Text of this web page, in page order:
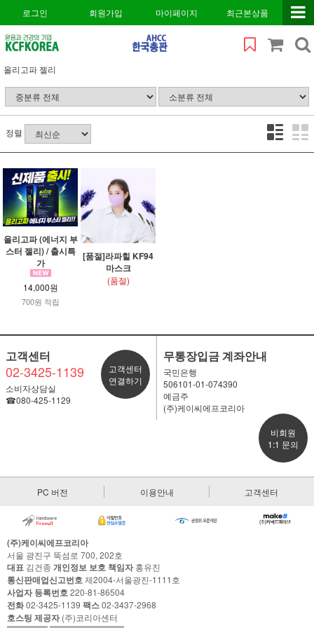
로그인 회원가입 마이페이지 최근본상품
올리고파 젤리
정렬
올리고파 (에너지 부
스터 젤리) / 출시특
가
14,000원
700원 적립
[품절]라파힐 KF94
마스크
(품절)
고객센터
02-3425-1139
소비자상담실
☎080-425-1129
고객센터
연결하기
무통장입금 계좌안내
국민은행
506101-01-074390
예금주
(주)케이씨에프코리아
비회원
1:1 문의
PC 버전 이용안내 고객센터
(주)케이씨에프코리아
서울 광진구 뚝섬로 700, 202호
대표 김건종 개인정보 보호 책임자홍유진
통신판매업신고번호제2004-서울광진-1111호
사업자 등록번호220-81-86504
전화02-3425-1139 팩스02-3437-2968
호스팅 제공자(주)코리아센터